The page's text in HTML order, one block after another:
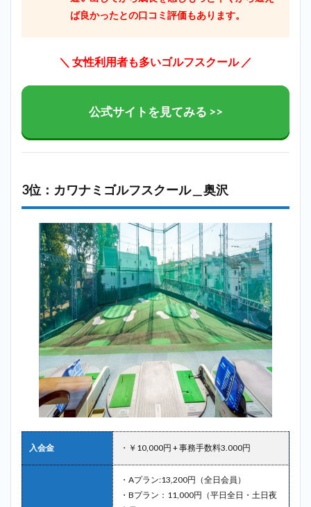
ば良かったとの口コミ評価もあります。
＼ 女性利用者も多いゴルフスクール／
公式サイトを見てみる >>
3位：カワナミゴルフスクール＿奥沢
入会金 ・￥10,000円 + 事務手数料3.000円
・Aプラン:13,200円（全日会員）
・Bプラン：11,000円（平日全日・土日夜